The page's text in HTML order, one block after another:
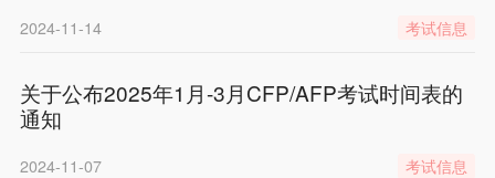
2024-11-14 考试信息
关于公布2025年1月-3月CFP/AFP考试时间表的
通知
2024-11-07 考试信息